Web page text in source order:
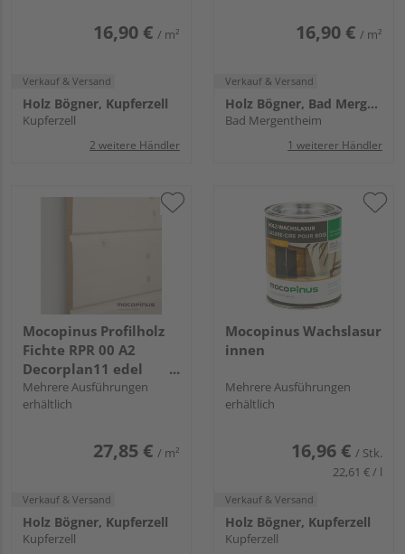
16,90 € / m²
Verkauf & Versand
Holz Bögner, Kupferzell
Kupferzell
2 weitere Händler
16,90 € / m²
Verkauf & Versand
Holz Bögner, Bad Mergentheim
Bad Mergentheim
1 weiterer Händler
Mocopinus Profilholz
Fichte RPR 00 A2
Decorplan11 edel
weiss
Mehrere Ausführungen
erhältlich
27,85 € / m²
Verkauf & Versand
Holz Bögner, Kupferzell
Kupferzell
Mocopinus Wachslasur
innen
Mehrere Ausführungen
erhältlich
16,96 € / Stk.
22,61 € / l
Verkauf & Versand
Holz Bögner, Kupferzell
Kupferzell